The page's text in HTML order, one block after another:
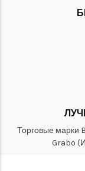
Торговые марки
Grabo